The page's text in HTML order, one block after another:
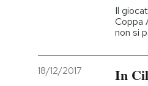
Il
Coppa
non si
18/12/2017 In